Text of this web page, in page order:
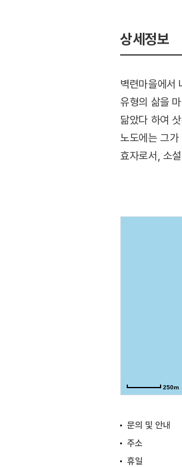
상세정보
벽련마을에서
유형의 삶을
닮았다 하여
노도에는 그
효자로서, 소
250m
문의 및 안내
주소
휴일